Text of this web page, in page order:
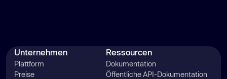
Unternehmen
Plattform
Preise
Ressourcen
Dokumentation
Öffentliche API-Dokumentation